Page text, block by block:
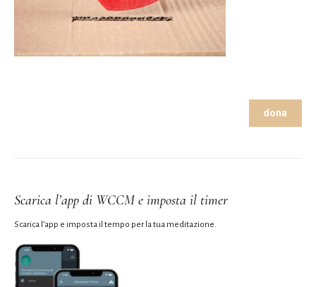
dona
Scarica l’app di WCCM e imposta il timer
Scarica l’app e imposta il tempo per la tua meditazione.